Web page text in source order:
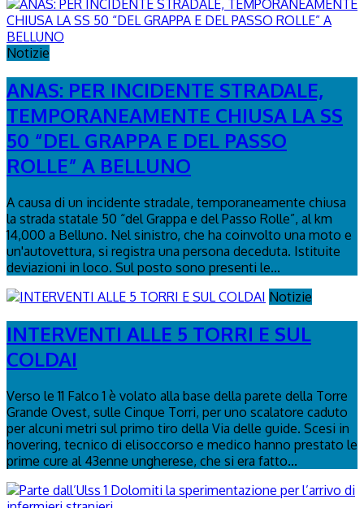
Notizie
ANAS: PER INCIDENTE STRADALE,
TEMPORANEAMENTE CHIUSA LA SS
50 “DEL GRAPPA E DEL PASSO
ROLLE” A BELLUNO
A causa di un incidente stradale, temporaneamente chiusa
la strada statale 50 “del Grappa e del Passo Rolle”, al km
14,000 a Belluno. Nel sinistro, che ha coinvolto una moto e
un'autovettura, si registra una persona deceduta. Istituite
deviazioni in loco. Sul posto sono presenti le...
Notizie
INTERVENTI ALLE 5 TORRI E SUL
COLDAI
Verso le 11 Falco 1 è volato alla base della parete della Torre
Grande Ovest, sulle Cinque Torri, per uno scalatore caduto
per alcuni metri sul primo tiro della Via delle guide. Scesi in
hovering, tecnico di elisoccorso e medico hanno prestato le
prime cure al 43enne ungherese, che si era fatto...